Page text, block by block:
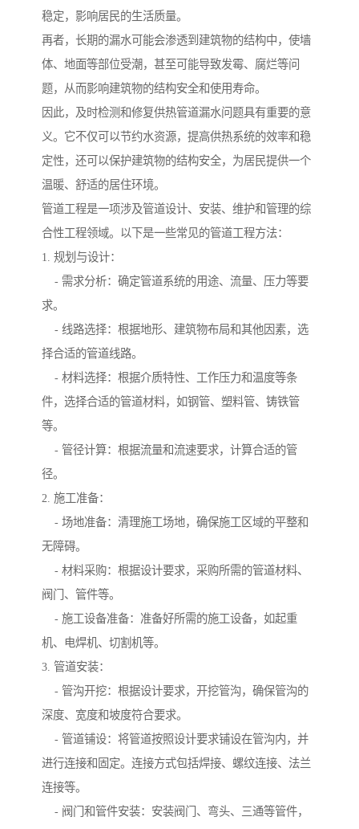
稳定，影响居民的生活质量。
再者，长期的漏水可能会渗透到建筑物的结构中，使墙
体、地面等部位受潮，甚至可能导致发霉、腐烂等问
题，从而影响建筑物的结构安全和使用寿命。
因此，及时检测和修复供热管道漏水问题具有重要的意
义。它不仅可以节约水资源，提高供热系统的效率和稳
定性，还可以保护建筑物的结构安全，为居民提供一个
温暖、舒适的居住环境。
管道工程是一项涉及管道设计、安装、维护和管理的综
合性工程领域。以下是一些常见的管道工程方法：
1. 规划与设计：
- 需求分析：确定管道系统的用途、流量、压力等要
求。
- 线路选择：根据地形、建筑物布局和其他因素，选
择合适的管道线路。
- 材料选择：根据介质特性、工作压力和温度等条
件，选择合适的管道材料，如钢管、塑料管、铸铁管
等。
- 管径计算：根据流量和流速要求，计算合适的管
径。
2. 施工准备：
- 场地准备：清理施工场地，确保施工区域的平整和
无障碍。
- 材料采购：根据设计要求，采购所需的管道材料、
阀门、管件等。
- 施工设备准备：准备好所需的施工设备，如起重
机、电焊机、切割机等。
3. 管道安装：
- 管沟开挖：根据设计要求，开挖管沟，确保管沟的
深度、宽度和坡度符合要求。
- 管道铺设：将管道按照设计要求铺设在管沟内，并
进行连接和固定。连接方式包括焊接、螺纹连接、法兰
连接等。
- 阀门和管件安装：安装阀门、弯头、三通等管件，